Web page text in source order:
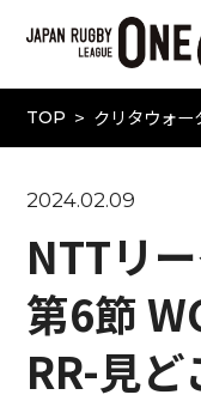
TOP クリタウォ
2024.02.09
NTTリ
第6節
RR-見ど